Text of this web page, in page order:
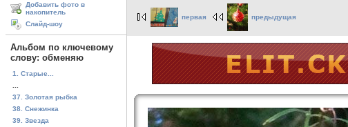
Добавить фото в
накопитель
Слайд-шоу
Альбом по ключевому
слову: обменяю
1. Старые...
37. Золотая рыбка
38. Снежинка
39. Звезда
первая предыдущая